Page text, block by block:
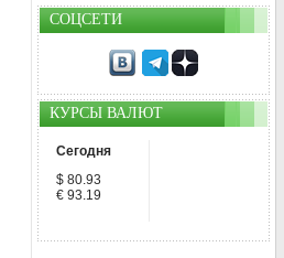
СОЦСЕТИ
КУРСЫ ВАЛЮТ
Сегодня
$ 80.93
€ 93.19